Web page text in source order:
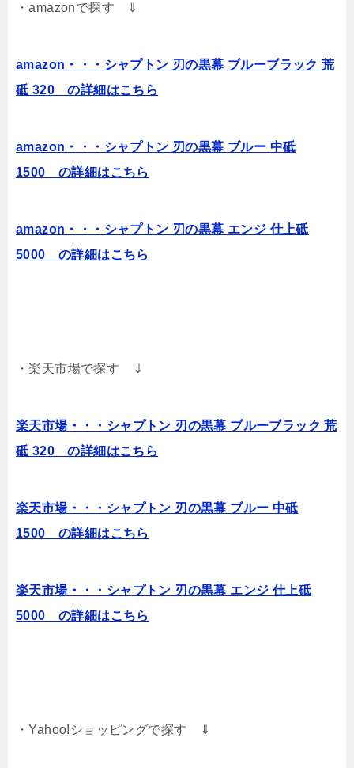
・amazonで探す ⇓
amazon・・・シャプトン 刃の黒幕 ブルーブラック 荒
砥 320 の詳細はこちら
amazon・・・シャプトン 刃の黒幕 ブルー 中砥
1500 の詳細はこちら
amazon・・・シャプトン 刃の黒幕 エンジ 仕上砥
5000 の詳細はこちら
・楽天市場で探す ⇓
楽天市場・・・シャプトン 刃の黒幕 ブルーブラック 荒
砥 320 の詳細はこちら
楽天市場・・・シャプトン 刃の黒幕 ブルー 中砥
1500 の詳細はこちら
楽天市場・・・シャプトン 刃の黒幕 エンジ 仕上砥
5000 の詳細はこちら
・Yahoo!ショッピングで探す ⇓